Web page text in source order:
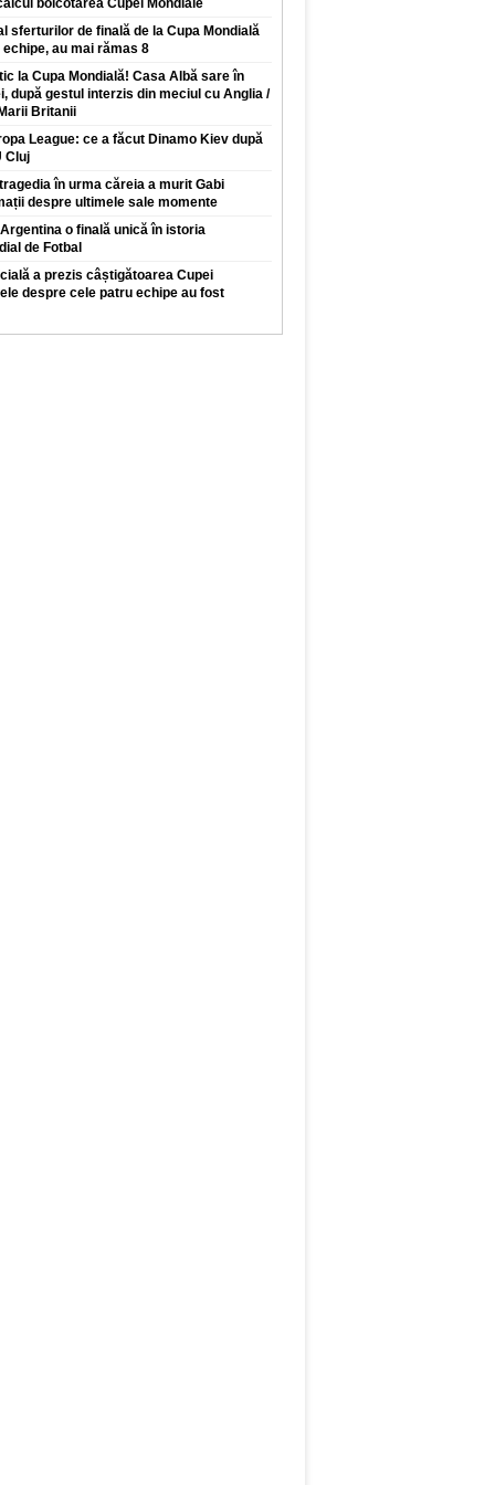
boicotarea Cupei Mondiale
sferturilor de finală de la Cupa Mondială
au mai rămas 8
la Cupa Mondială! Casa Albă sare în
după gestul interzis din meciul cu Anglia /
Britanii
League: ce a făcut Dinamo Kiev după
Cluj
în urma căreia a murit Gabi
despre ultimele sale momente
o finală unică în istoria
de Fotbal
a prezis câștigătoarea Cupei
despre cele patru echipe au fost